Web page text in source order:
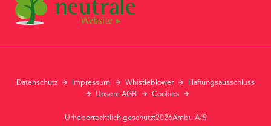
Datenschutz Impressum Whistleblower
Haftungsausschluss
Unsere AGB
Cookies
Urheberrechtlich geschützt2026Ambu A/S